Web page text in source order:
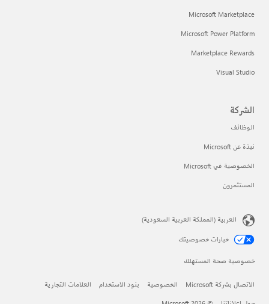
Microsoft Marketplace
Microsoft Power Platform
Marketplace Rewards
Visual Studio
الشركة
الوظائف
نبذة عن Microsoft
الخصوصية في Microsoft
المستثمرون
العربية (المملكة العربية السعودية)
خيارات خصوصيتك
خصوصية صحة المستهلك
الاتصال بشركة Microsoft الخصوصية بنود الاستخدام العلامات التجارية